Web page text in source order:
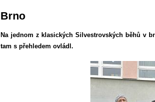
Brno
Na jednom z klasických Silvestrovských běhů v
tam s přehledem ovládl.